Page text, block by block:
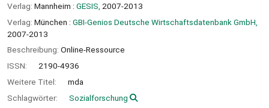
Verlag: Mannheim : GESIS, 2007-2013
Verlag: München : GBI-Genios Deutsche Wirtschaftsdatenbank GmbH,
2007-2013
Beschreibung: Online-Ressource
ISSN:
2190-4936
Weitere Titel:
mda
Schlagwörter:
Sozialforschung